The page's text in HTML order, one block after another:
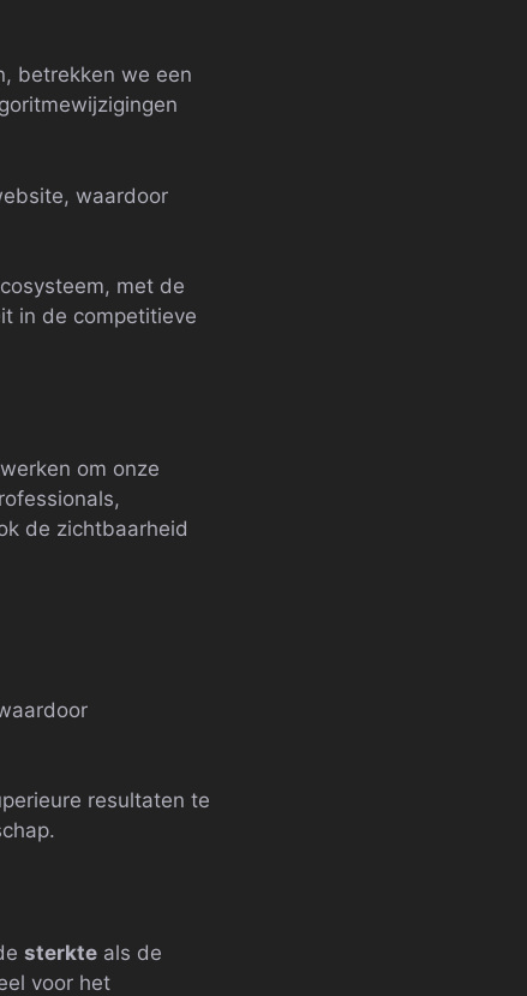
betrekken we een
waardoor
met de
in de competitieve
om onze
de zichtbaarheid
resultaten te
sterkte als de
voor het